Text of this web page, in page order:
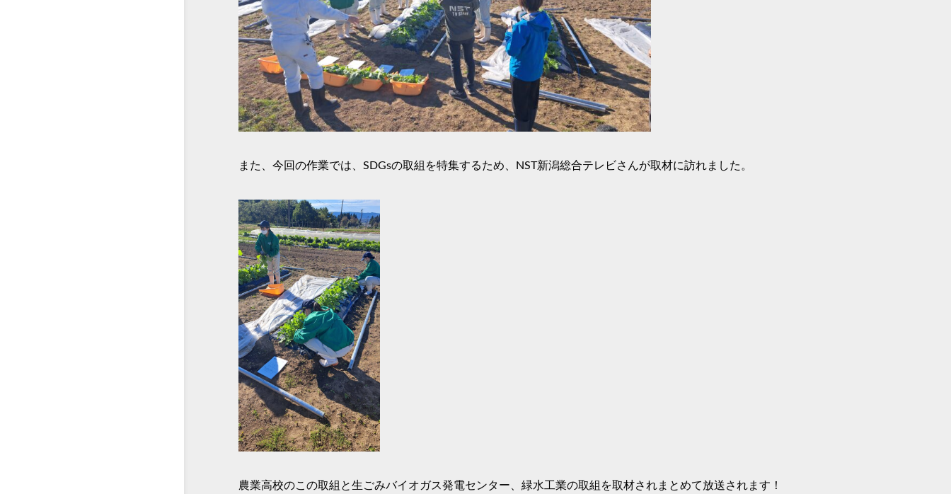
また、今回の作業では、SDGsの取組を特集するため、NST新潟総合テレビさんが取材に訪れました。
農業高校のこの取組と生ごみバイオガス発電センター、緑水工業の取組を取材されまとめて放送されます！